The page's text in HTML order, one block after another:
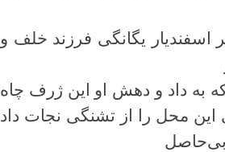
یگانگی فرزند خلف و
به داد و دهش او این ژرف چاه
این محل را از تشنگی نجات داد